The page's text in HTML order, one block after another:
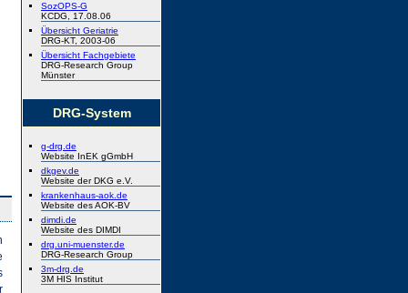
SozOPS-G
KCDG, 17.08.06
Übersicht Geriatrie
DRG-KT, 2003-06
Übersicht Fachgebiete
DRG-Research Group
Münster
DRG-System
g-drg.de
Website InEK gGmbH
dkgev.de
Website der DKG e.V.
krankenhaus-aok.de
Website des AOK-BV
dimdi.de
Website des DIMDI
drg.uni-muenster.de
DRG-Research Group
3m-drg.de
3M HIS Institut